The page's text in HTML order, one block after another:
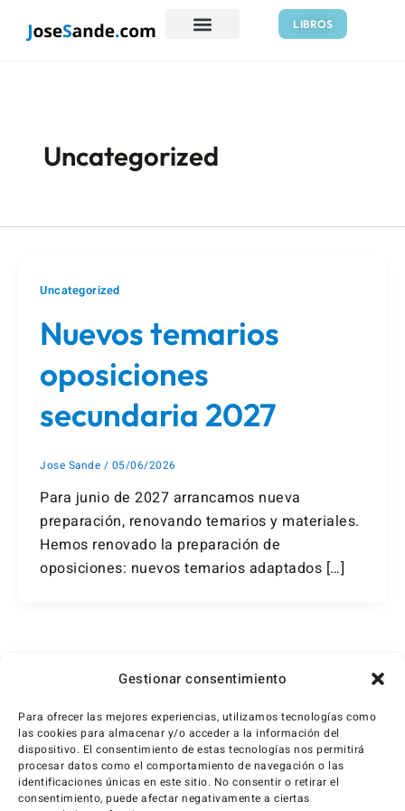
Gestionar consentimiento
Para ofrecer las mejores experiencias, utilizamos tecnologías como
las cookies para almacenar y/o acceder a la información del
dispositivo. El consentimiento de estas tecnologías nos permitirá
procesar datos como el comportamiento de navegación o las
identificaciones únicas en este sitio. No consentir o retirar el
consentimiento, puede afectar negativamente a ciertas
LIBROS
Uncategorized
Uncategorized
Nuevos temarios
oposiciones
secundaria 2027
Jose Sande / 05/06/2026
Para junio de 2027 arrancamos nueva
preparación, renovando temarios y materiales.
Hemos renovado la preparación de
oposiciones: nuevos temarios adaptados […]
de
2 … 2.750 Siguiente